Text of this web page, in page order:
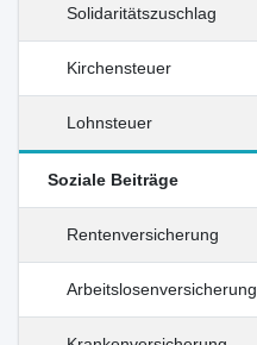
Solidaritätszuschlag
Kirchensteuer
Lohnsteuer
Soziale Beiträge
Rentenversicherung
Arbeitslosenversicherung